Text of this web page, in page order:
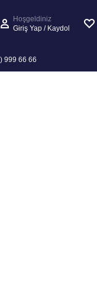
Hoşgeldiniz
Giriş Yap / Kaydol
999 66 66